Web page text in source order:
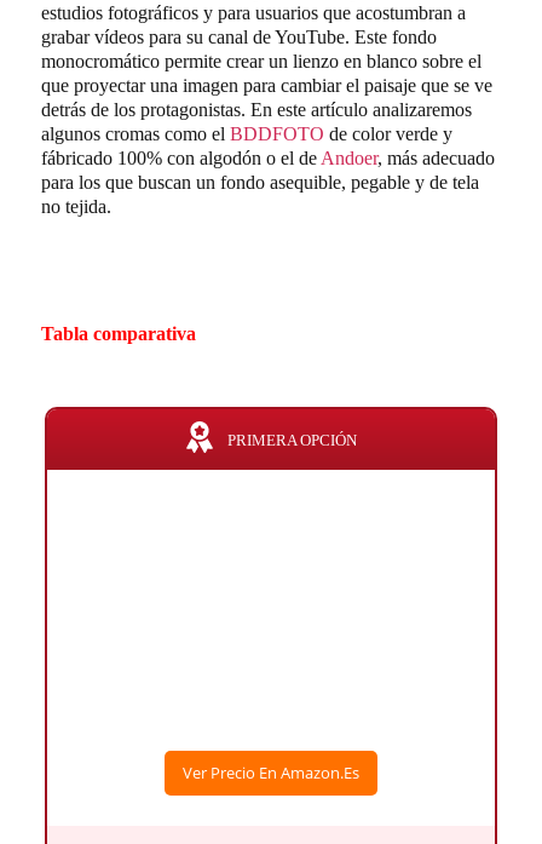
estudios fotográficos y para usuarios que acostumbran a
grabar vídeos para su canal de YouTube. Este fondo
monocromático permite crear un lienzo en blanco sobre el
que proyectar una imagen para cambiar el paisaje que se ve
detrás de los protagonistas. En este artículo analizaremos
algunos cromas como el BDDFOTO de color verde y
fábricado 100% con algodón o el de Andoer, más adecuado
para los que buscan un fondo asequible, pegable y de tela
no tejida.
Tabla comparativa
PRIMERA OPCIÓN
Ver Precio En Amazon.es